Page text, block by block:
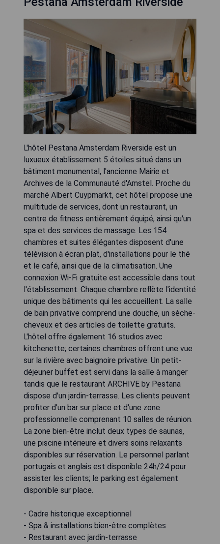
L'hôtel Pestana Amsterdam Riverside est un
luxueux établissement 5 étoiles situé dans un
bâtiment monumental, l'ancienne Mairie et
Archives de la Communauté d'Amstel. Proche du
marché Albert Cuypmarkt, cet hôtel propose une
multitude de services, dont un restaurant, un
centre de fitness entièrement équipé, ainsi qu'un
spa et des services de massage. Les 154
chambres et suites élégantes disposent d'une
télévision à écran plat, d'installations pour le thé
et le café, ainsi que de la climatisation. Une
connexion Wi-Fi gratuite est accessible dans tout
l'établissement. Chaque chambre reflète l'identité
unique des bâtiments qui les accueillent. La salle
de bain privative comprend une douche, un sèche-
cheveux et des articles de toilette gratuits.
L'hôtel offre également 16 studios avec
kitchenette; certaines chambres offrent une vue
sur la rivière avec baignoire privative. Un petit-
déjeuner buffet est servi dans la salle à manger
tandis que le restaurant ARCHIVE by Pestana
dispose d'un jardin-terrasse. Les clients peuvent
profiter d'un bar sur place et d'une zone
professionnelle comprenant 10 salles de réunion.
La zone bien-être inclut deux types de saunas,
une piscine intérieure et divers soins relaxants
disponibles sur réservation. Le personnel parlant
portugais et anglais est disponible 24h/24 pour
assister les clients; le parking est également
disponible sur place.
- Cadre historique exceptionnel
- Spa & installations bien-être complètes
- Restaurant avec jardin-terrasse